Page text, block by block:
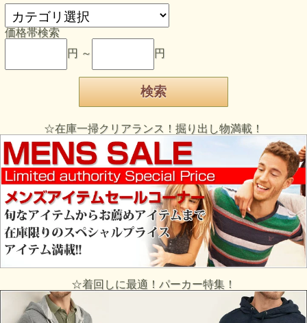
価格帯検索
円 ～
円
☆在庫一掃クリアランス！掘り出し物満載！
☆着回しに最適！パーカー特集！